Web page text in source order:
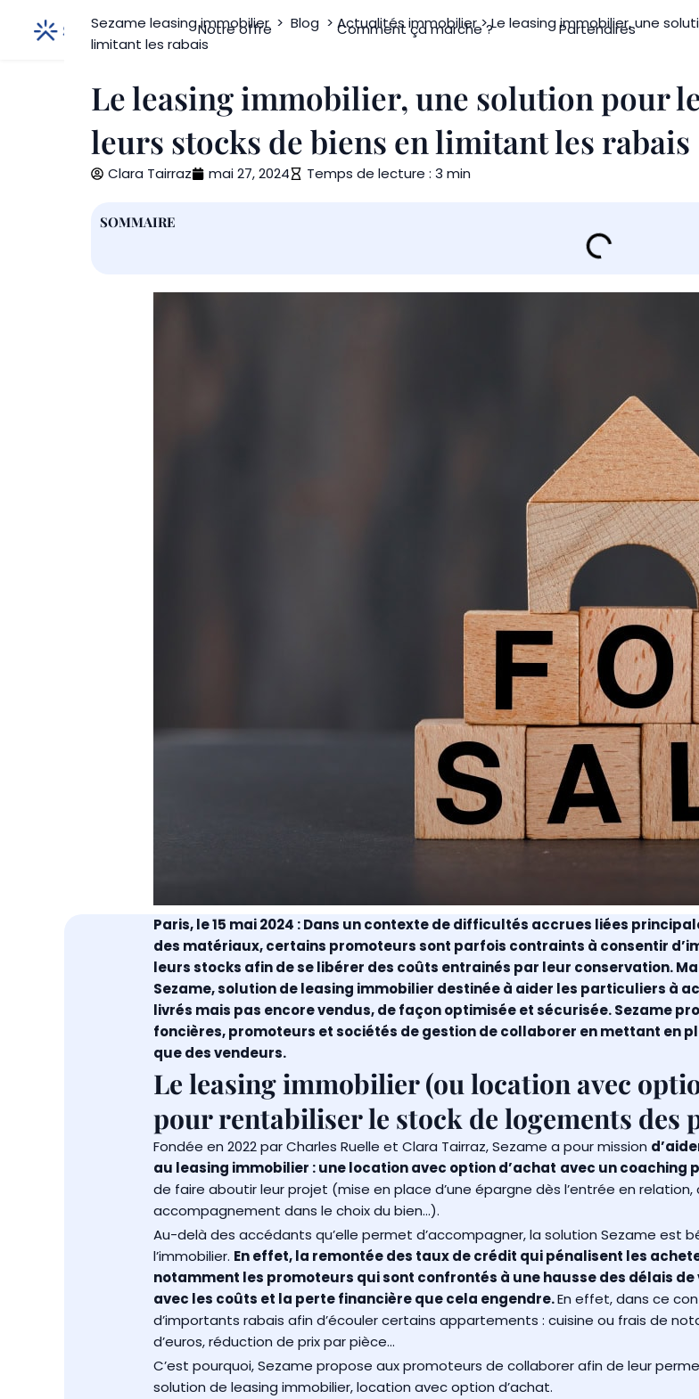
Notre offre Comment ça marche ? Partenaires
Sezame leasing immobilier> Blog > Actualités immobilier> Le leasing immobilier, une
limitant les rabais
Le leasing immobilier, une solution pour
leurs stocks de biens en limitant les rabais
Clara Tairraz mai 27, 2024 Temps de lecture : 3 min
SOMMAIRE
Paris, le 15 mai 2024 : Dans un contexte de difficultés accrues liées
des matériaux, certains promoteurs sont parfois contraints à consentir
leurs stocks afin de se libérer des coûts entrainés par leur conservation.
Sezame, solution de leasing immobilier destinée à aider les particuliers à
livrés mais pas encore vendus, de façon optimisée et sécurisée. Sezame
foncières, promoteurs et sociétés de gestion de collaborer en mettant en
que des vendeurs.
Le leasing immobilier (ou location avec
pour rentabiliser le stock de logements des
Fondée en 2022 par Charles Ruelle et Clara Tairraz, Sezame a pour mission
au leasing immobilier : une location avec option d’achat avec un coaching
de faire aboutir leur projet (mise en place d’une épargne dès l’entrée en
accompagnement dans le choix du bien…).
Au-delà des accédants qu’elle permet d’accompagner, la solution Sezame est
l’immobilier. En effet, la remontée des taux de crédit qui pénalisent les
notamment les promoteurs qui sont confrontés à une hausse des délais
avec les coûts et la perte financière que cela engendre.En effet, dans ce
d’importants rabais afin d’écouler certains appartements : cuisine ou frais de
d’euros, réduction de prix par pièce…
C’est pourquoi, Sezame propose aux promoteurs de collaborer afin de leur
solution de leasing immobilier, location avec option d’achat.